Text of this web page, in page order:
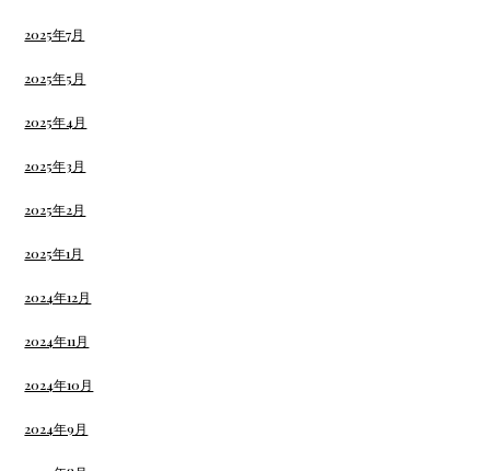
2025年7月
2025年5月
2025年4月
2025年3月
2025年2月
2025年1月
2024年12月
2024年11月
2024年10月
2024年9月